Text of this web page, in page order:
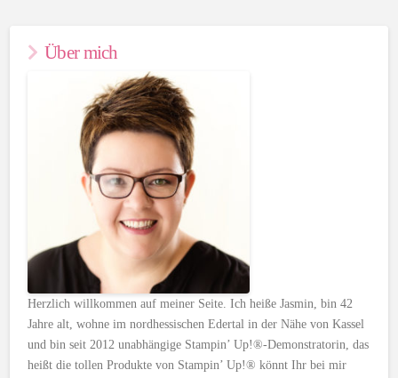
Über mich
Herzlich willkommen auf meiner Seite. Ich heiße Jasmin, bin 42
Jahre alt, wohne im nordhessischen Edertal in der Nähe von Kassel
und bin seit 2012 unabhängige Stampin’ Up!®-Demonstratorin, das
heißt die tollen Produkte von Stampin’ Up!® könnt Ihr bei mir